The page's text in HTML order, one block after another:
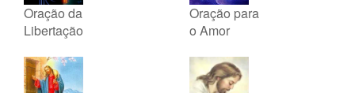
Oração da
Libertação
Oração para
o Amor